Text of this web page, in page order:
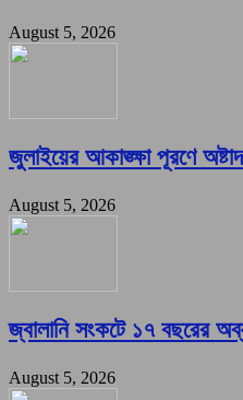
August 5, 2026
জুলাইয়ের আকাঙ্ক্ষা পূরণে
August 5, 2026
জ্বালানি সংকটে ১৭ বছরের
August 5, 2026